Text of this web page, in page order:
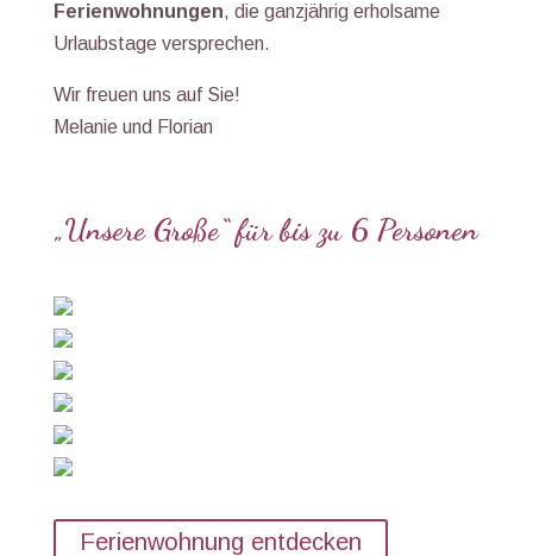
Ferienwohnungen, die ganzjährig erholsame
Urlaubstage versprechen.
Wir freuen uns auf Sie!
Melanie und Florian
„Unsere Große“ für bis zu 6 Personen
Ferienwohnung entdecken